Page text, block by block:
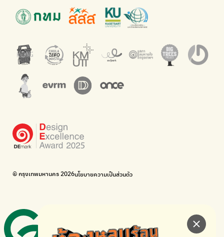
แอปแยกขยะได้ง่ายๆเพียงสแกนบาร์โค้ดสินค้า
Net Zero Carbon
The Sustainment
การบริหารองค์กรเพื่อสังคมและสิ่งแวดล้อม
WonWon
รวมร้านซ่อมใกล้บ้านคุณ
Bike for Everyone
BUCA
ภาคีจักรยานเมือง กรุงเทพฯ
กำจัด E-waste อย่างถูกวิธี ตามจุดรับ และไปรษณีย์
Green map
มือวิเศษกรุงเทพ
บริจาคขยะไปอัพไซเคิลเป็นชุดพนักงานกวาดถนน
WonWon
รวมร้านซ่อมใกล้บ้านคุณ
© กรุงเทพมหานคร 2026นโยบายความเป็นส่วนตัว